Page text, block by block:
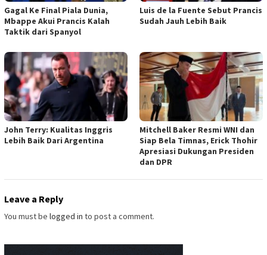
Gagal Ke Final Piala Dunia,
Mbappe Akui Prancis Kalah
Taktik dari Spanyol
Luis de la Fuente Sebut Prancis
Sudah Jauh Lebih Baik
John Terry: Kualitas Inggris
Lebih Baik Dari Argentina
Mitchell Baker Resmi WNI dan
Siap Bela Timnas, Erick Thohir
Apresiasi Dukungan Presiden
dan DPR
Leave a Reply
You must be logged in to post a comment.